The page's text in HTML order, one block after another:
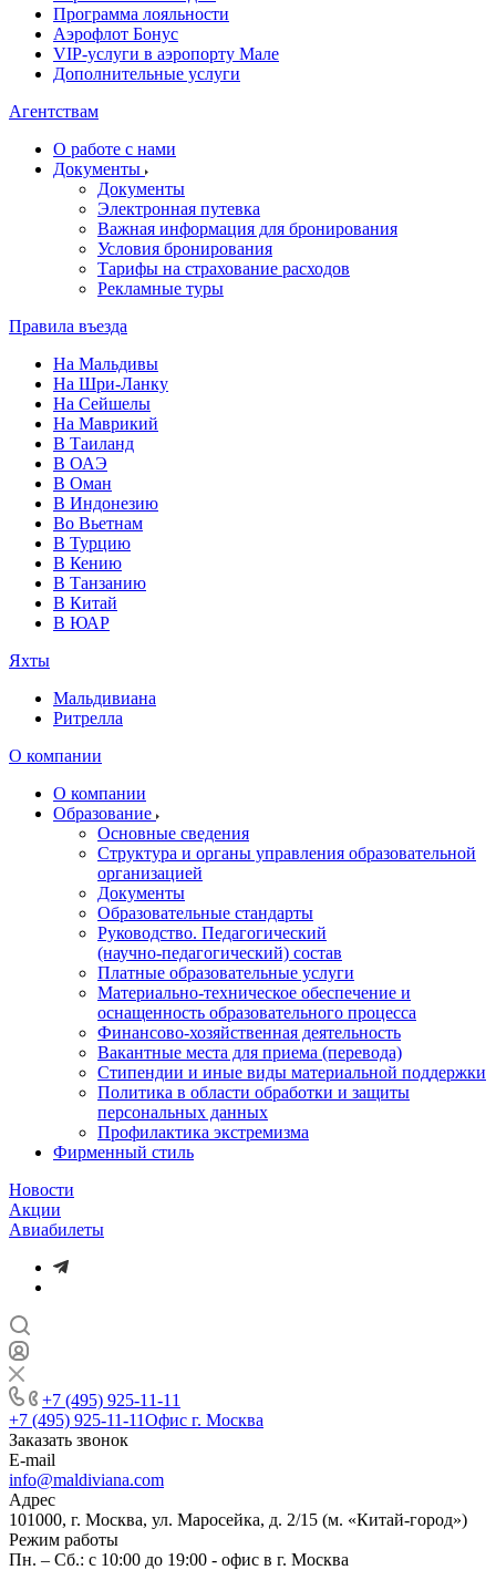
Программа лояльности
Аэрофлот Бонус
VIP-услуги в аэропорту Мале
Дополнительные услуги
Агентствам
О работе с нами
Документы
Документы
Электронная путевка
Важная информация для бронирования
Условия бронирования
Тарифы на страхование расходов
Рекламные туры
Правила въезда
На Мальдивы
На Шри-Ланку
На Сейшелы
На Маврикий
В Таиланд
В ОАЭ
В Оман
В Индонезию
Во Вьетнам
В Турцию
В Кению
В Танзанию
В Китай
В ЮАР
Яхты
Мальдивиана
Ритрелла
О компании
О компании
Образование
Основные сведения
Структура и органы управления образовательной
организацией
Документы
Образовательные стандарты
Руководство. Педагогический
(научно‑педагогический) состав
Платные образовательные услуги
Материально-техническое обеспечение и
оснащенность образовательного процесса
Финансово-хозяйственная деятельность
Вакантные места для приема (перевода)
Стипендии и иные виды материальной поддержки
Политика в области обработки и защиты
персональных данных
Профилактика экстремизма
Фирменный стиль
Новости
Акции
Авиабилеты
+7 (495) 925-11-11
+7 (495) 925-11-11Офис г. Москва
Заказать звонок
E-mail
info@maldiviana.com
Адрес
101000, г. Москва, ул. Маросейка, д. 2/15 (м. «Китай-город»)
Режим работы
Пн. – Сб.: с 10:00 до 19:00 - офис в г. Москва